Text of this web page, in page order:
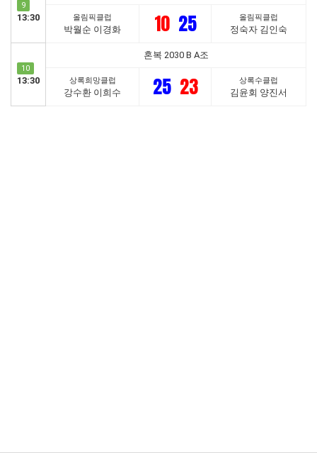
9
13:30 올림픽클럽
박월순 이경화 10 25 올림픽클럽
정숙자 김인숙
10
13:30
혼복 2030 B A조
상록희망클럽
강수환 이희수 25 23 상록수클럽
김윤회 양진서